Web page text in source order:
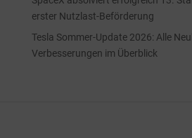
erster Nutzlast-Beförderung
Tesla Sommer-Update 2026: Alle
Verbesserungen im Überblick